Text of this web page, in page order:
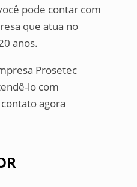
pode contar com
que atua no
anos.
Prosetec
lo com
agora